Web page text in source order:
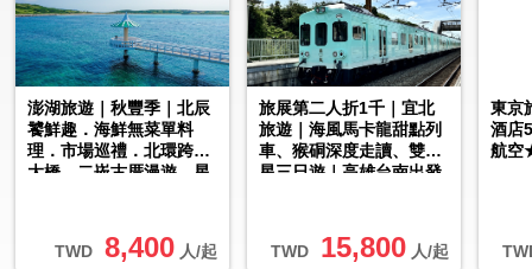
TWD 8,400 人/起
澎湖旅遊｜秋豐季｜北辰
饕鮮趣．海鮮無菜單料
理．市場巡禮．北環跨海
大橋．二崁古厝漫遊．星
TWD
15,800 人/起
旅展第二人折1千｜宜北
旅遊｜海風馬卡龍甜點列
車、猴硐深度走讀、雙五
星三日遊｜高雄台南出發
東京
酒店
航空